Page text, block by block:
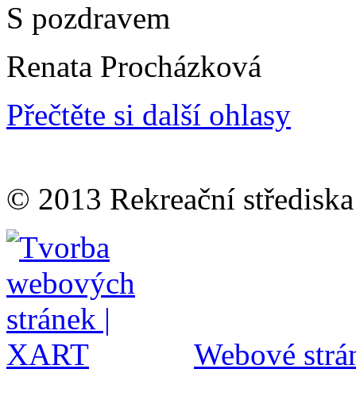
S pozdravem
Renata Procházková
Přečtěte si další ohlasy
© 2013 Rekreační
Webové